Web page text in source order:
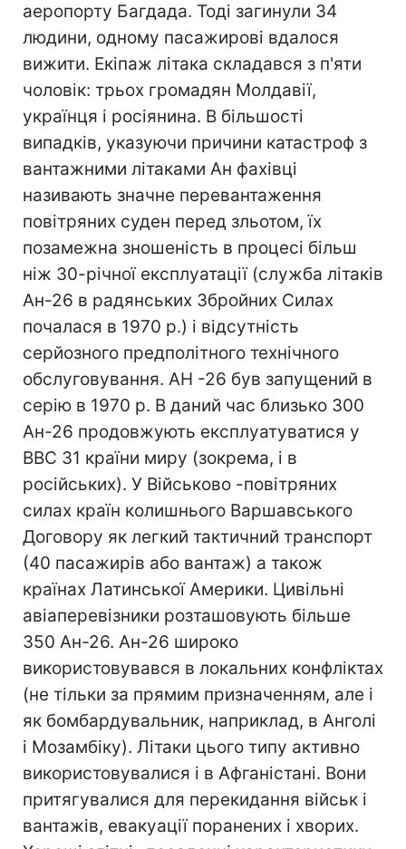
аеропорту Багдада. Тоді загинули 34
людини, одному пасажирові вдалося
вижити. Екіпаж літака складався з п'яти
чоловік: трьох громадян Молдавії,
українця і росіянина. В більшості
випадків, указуючи причини катастроф з
вантажними літаками Ан фахівці
називають значне перевантаження
повітряних суден перед зльотом, їх
позамежна зношеність в процесі більш
ніж 30-річної експлуатації (служба літаків
Ан-26 в радянських Збройних Силах
почалася в 1970 р.) і відсутність
cерйозного предполiтного технічного
обслуговування. АН -26 був запущений в
серію в 1970 р. В даний час близько 300
Ан-26 продовжують експлуатуватися у
ВВС 31 країни миру (зокрема, і в
російських). У Військово -повітряних
силах країн колишнього Варшавського
Договору як легкий тактичний транспорт
(40 пасажирів або вантаж) а також
країнах Латинської Америки. Цивільні
авіаперевізники розташовують більше
350 Ан-26. Ан-26 широко
використовувався в локальних конфліктах
(не тільки за прямим призначенням, але і
як бомбардувальник, наприклад, в Анголі
і Мозамбіку). Літаки цього типу активно
використовувалися i в Афганістані. Вони
притягувалися для перекидання військ і
вантажів, евакуації поранених і хворих.